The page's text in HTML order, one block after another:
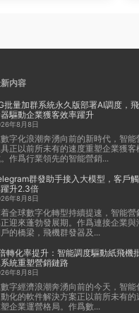
内容
批量加群系統永久版部署AI調度，
驅動企業獲客效率躍升
年8月8日
字化浪潮奔湧向前的新時代，智能
正以前所未有的速度重塑企業獲客
作爲行業領先的智能營銷...
群發助手接入大模型，客戶
升2.3倍
年8月8日
全球數字化轉型持續提速，智能營
迎來蓬勃發展期。作爲連接企業與
的橋梁，飛機群發器及...
轉化率提升：智能調度驅動紙飛機
統重塑營銷鏈路
年8月8日
字經濟浪潮奔湧向前的今天，智能
化的軟件解決方案正以前所未有的
企業運營格局。作爲數...